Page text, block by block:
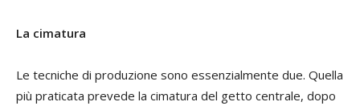
La cimatura
Le tecniche di produzione sono essenzialmente due. Quella
più praticata prevede la cimatura del getto centrale, dopo